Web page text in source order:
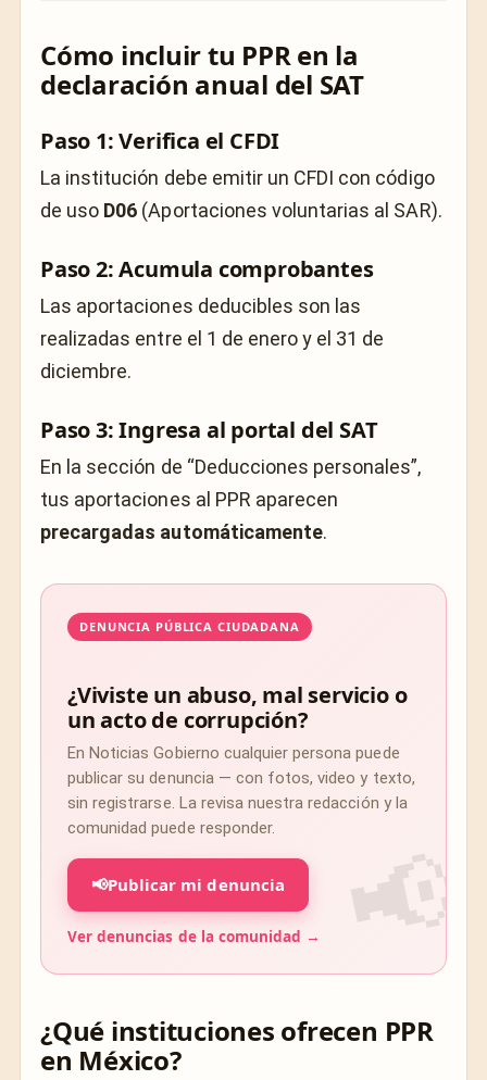
Cómo incluir tu PPR en la
declaración anual del SAT
Paso 1: Verifica el CFDI
La institución debe emitir un CFDI con código
de uso D06 (Aportaciones voluntarias al SAR).
Paso 2: Acumula comprobantes
Las aportaciones deducibles son las
realizadas entre el 1 de enero y el 31 de
diciembre.
Paso 3: Ingresa al portal del SAT
En la sección de “Deducciones personales”,
tus aportaciones al PPR aparecen
precargadas automáticamente.
DENUNCIA PÚBLICA CIUDADANA
¿Viviste un abuso, mal servicio o
un acto de corrupción?
En Noticias Gobierno cualquier persona puede
publicar su denuncia — con fotos, video y texto,
sin registrarse. La revisa nuestra redacción y la
comunidad puede responder.
📢Publicar mi denuncia
Ver denuncias de la comunidad →
¿Qué instituciones ofrecen PPR
en México?